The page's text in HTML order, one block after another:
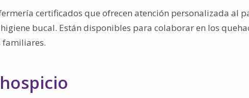
certificados que ofrecen atención personalizada al
bucal. Están disponibles para colaborar en los
familiares.